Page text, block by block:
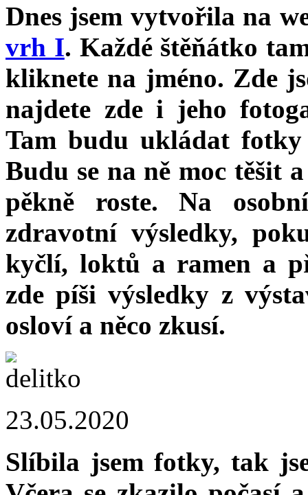
Dnes jsem vytvořila na
vrh I. Každé štěňátko
kliknete na jméno. Zde
najdete zde i jeho
Tam budu ukládat
Budu se na ně moc těšit
pěkně roste. Na
zdravotní výsledky,
kyčlí, loktů a ramen a
zde píši výsledky z
osloví a něco zkusí.
23.05.2020
Slíbila jsem fotky, tak